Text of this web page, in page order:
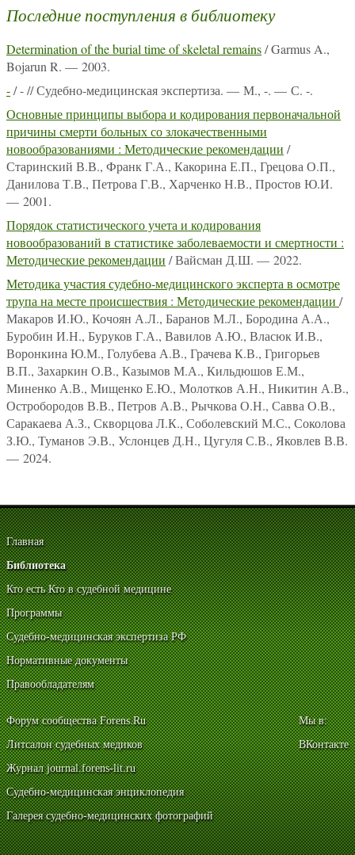
Последние поступления в библиотеку
Determination of the burial time of skeletal remains/ Garmus A.,
Bojarun R. — 2003.
-/ - // Судебно-медицинская экспертиза. — М., -. — С. -.
Основные принципы выбора и кодирования первоначальной
причины смерти больных со злокачественными
новообразованиями : Методические рекомендации /
Старинский В.В., Франк Г.А., Какорина Е.П., Грецова О.П.,
Данилова Т.В., Петрова Г.В., Харченко Н.В., Простов Ю.И.
— 2001.
Порядок статистического учета и кодирования
новообразований в статистике заболеваемости и смертности :
Методические рекомендации / Вайсман Д.Ш. — 2022.
Методика участия судебно-медицинского эксперта в осмотре
трупа на месте происшествия : Методические рекомендации /
Макаров И.Ю., Кочоян А.Л., Баранов М.Л., Бородина А.А.,
Буробин И.Н., Буруков Г.А., Вавилов А.Ю., Власюк И.В.,
Воронкина Ю.М., Голубева А.В., Грачева К.В., Григорьев
В.П., Захаркин О.В., Казымов М.А., Кильдюшов Е.М.,
Миненко А.В., Мищенко Е.Ю., Молотков А.Н., Никитин А.В.,
Остробородов В.В., Петров А.В., Рычкова О.Н., Савва О.В.,
Саракаева А.З., Скворцова Л.К., Соболевский М.С., Соколова
З.Ю., Туманов Э.В., Услонцев Д.Н., Цугуля С.В., Яковлев В.В.
— 2024.
Главная
Библиотека
Кто есть Кто в судебной медицине
Программы
Судебно-медицинская экспертиза РФ
Нормативные документы
Правообладателям
Форум сообщества Forens.Ru
Литсалон судебных медиков
Журнал journal.forens-lit.ru
Судебно-медицинская энциклопедия
Галерея судебно-медицинских фотографий
Мы в:
ВКонтакте